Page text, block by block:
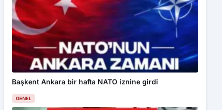
Başkent Ankara bir hafta NATO iznine girdi
GENEL